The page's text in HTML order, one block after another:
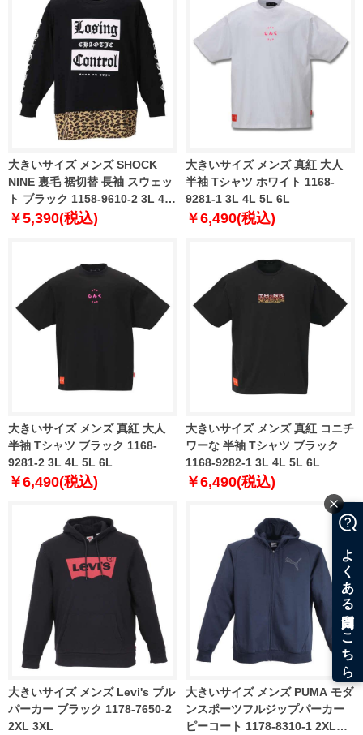
大きいサイズ メンズ SHOCK
NINE 裏毛 裾切替 長袖 スウェッ
ト ブラック 1158-9610-2 3L 4L
5L 6L
￥5,390(税込)
大きいサイズ メンズ 真紅 大人
半袖 Tシャツ ホワイト 1168-
9281-1 3L 4L 5L 6L
￥6,490(税込)
大きいサイズ メンズ 真紅 大人
半袖 Tシャツ ブラック 1168-
9281-2 3L 4L 5L 6L
￥6,490(税込)
大きいサイズ メンズ 真紅 コニチ
ワーな 半袖 Tシャツ ブラック
1168-9282-1 3L 4L 5L 6L
￥6,490(税込)
大きいサイズ メンズ Levi's プル
パーカー ブラック 1178-7650-2
2XL 3XL
大きいサイズ メンズ PUMA モダ
ンスポーツフルジップパーカー
ピーコート 1178-8310-1 2XL